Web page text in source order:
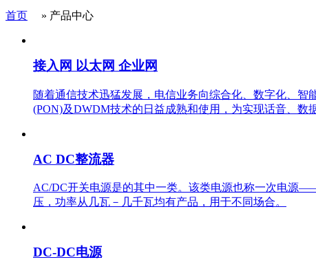
首页 » 产品中心
接入网 以太网 企业网
随着通信技术迅猛发展，电信业务向综合化、数字化、
(PON)及DWDM技术的日益成熟和使用，为实现话音、数
AC DC整流器
AC/DC开关电源是的其中一类。该类电源也称一次电源
压，功率从几瓦－几千瓦均有产品，用于不同场合。
DC-DC电源